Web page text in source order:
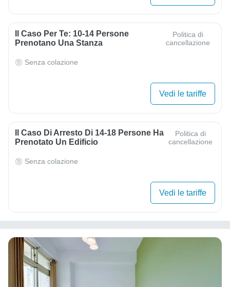
Il Caso Per Te: 10-14 Persone
Prenotano Una Stanza
Politica di
cancellazione
Senza colazione
Vedi le tariffe
Il Caso Di Arresto Di 14-18 Persone Ha
Prenotato Un Edificio
Politica di
cancellazione
Senza colazione
Vedi le tariffe